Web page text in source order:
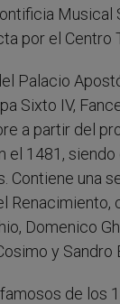
Musical
por el Centro
Palacio
Sixto IV,
a partir del
el 1481,
Contiene una
Renacimiento,
Domenico
y Sandro
de los